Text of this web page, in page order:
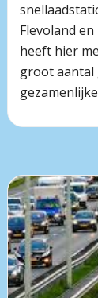
Flevoland en
heeft hier
groot aantal